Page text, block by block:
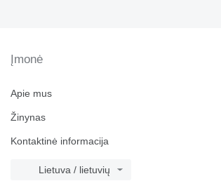
Įmonė
Apie mus
Žinynas
Kontaktinė informacija
Lietuva / lietuvių